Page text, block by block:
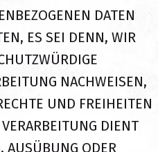
DATEN
ES SEI DENN, WIR
NACHWEISEN,
UND FREIHEITEN
DIENT
AUSÜBUNG ODER